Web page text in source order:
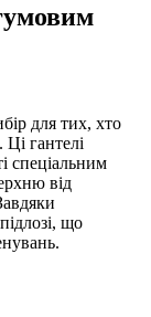
для тих, хто
гантелі
спеціальним
від
що